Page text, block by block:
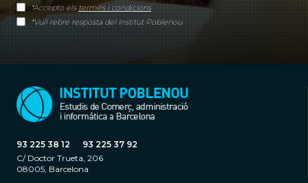
*Accepto elstermes i condicions
*Vull rebre resposta del Institut Poblenou
93 225 38 12
93 225 37 92
C/ Doctor Trueta, 206
08005, Barcelona